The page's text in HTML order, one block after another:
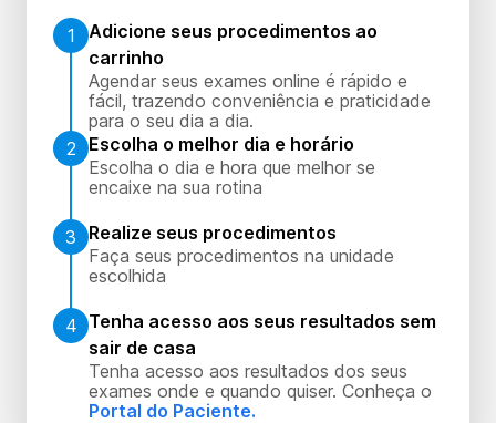
1
Adicione seus procedimentos ao
carrinho
Agendar seus exames online é rápido e
fácil, trazendo conveniência e praticidade
para o seu dia a dia.
2
Escolha o melhor dia e horário
Escolha o dia e hora que melhor se
encaixe na sua rotina
3
Realize seus procedimentos
Faça seus procedimentos na unidade
escolhida
4 Tenha acesso aos seus resultados sem
sair de casa
Tenha acesso aos resultados dos seus
exames onde e quando quiser. Conheça o
Portal do Paciente.